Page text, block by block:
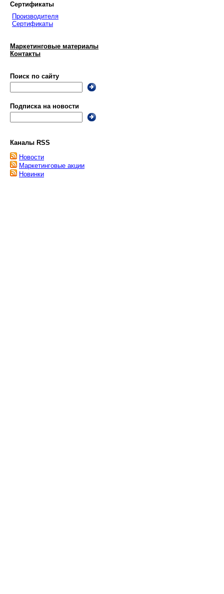
Сертификаты
Производителя
Сертификаты
Маркетинговые материалы
Контакты
Поиск по сайту
Подписка на новости
Каналы RSS
Новости
Маркетинговые акции
Новинки